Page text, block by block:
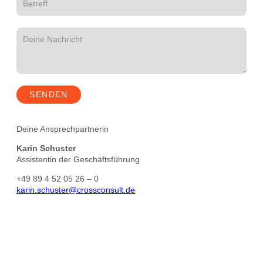
SENDEN
Deine Ansprechpartnerin
Karin Schuster
Assistentin der Geschäftsführung
+49 89 4 52 05 26 – 0
karin.schuster@crossconsult.de